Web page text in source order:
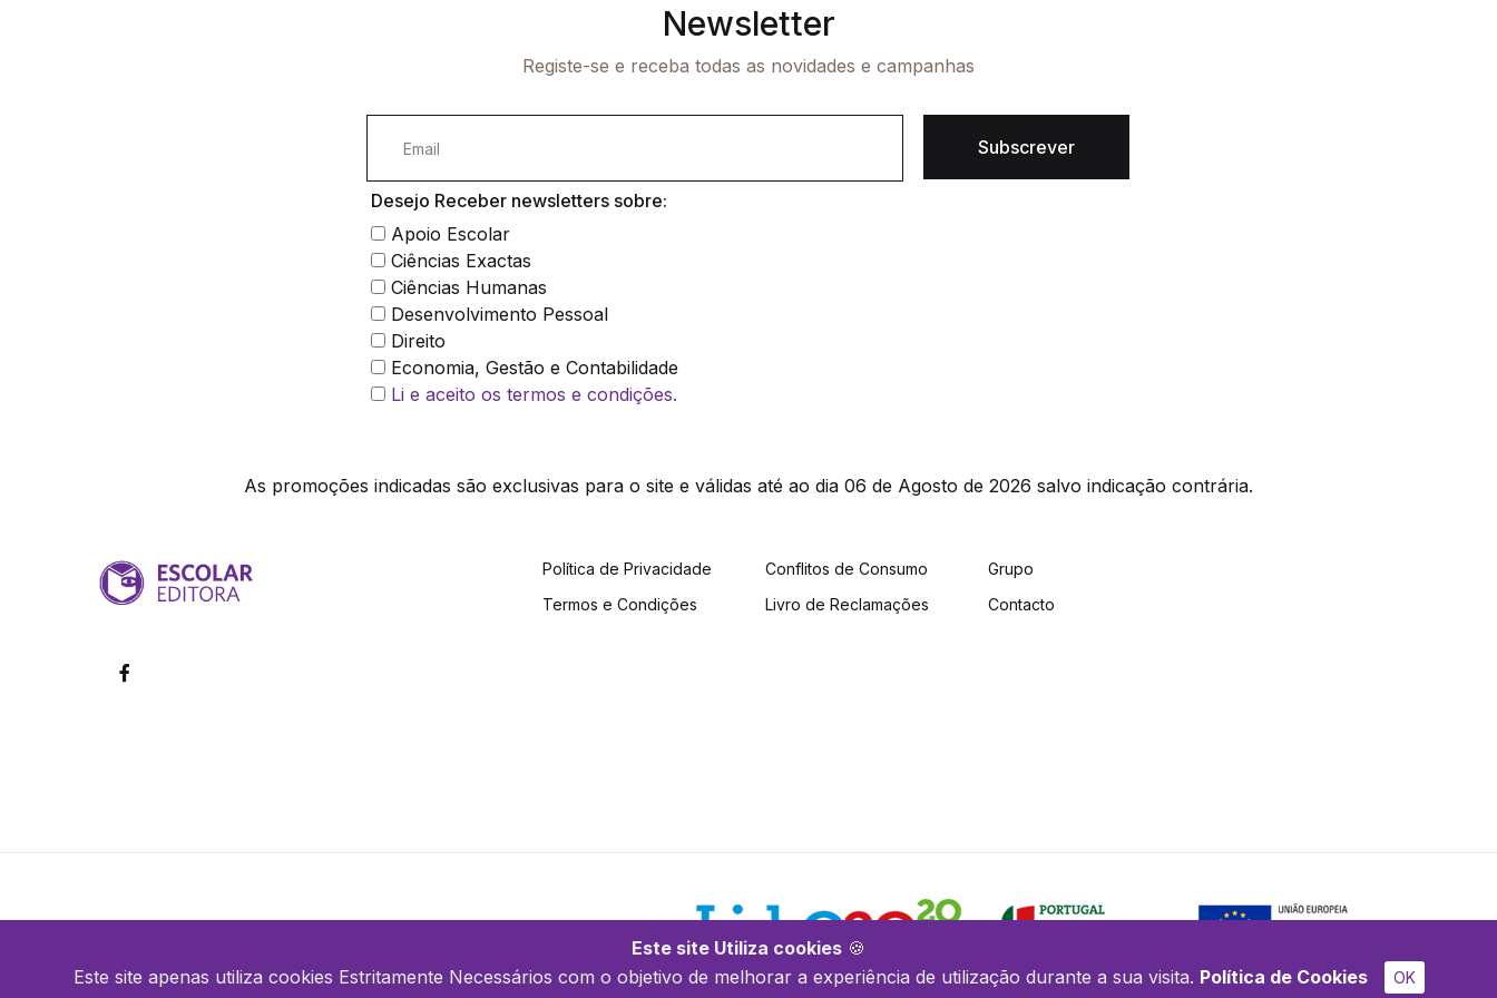
Este site Utiliza cookies 🍪
Este site apenas utiliza cookies Estritamente Necessários com o objetivo de melhorar a experiência de utilização durante a sua visita. Política de Cookies OK
Newsletter
Registe-se e receba todas as novidades e campanhas
Subscrever
Desejo Receber newsletters sobre:
Apoio Escolar
Ciências Exactas
Ciências Humanas
Desenvolvimento Pessoal
Direito
Economia, Gestão e Contabilidade
Li e aceito os termos e condições.
As promoções indicadas são exclusivas para o site e válidas até ao dia 06 de Agosto de 2026 salvo indicação contrária.
Política de Privacidade
Termos e Condições
Conflitos de Consumo
Livro de Reclamações
Grupo
Contacto